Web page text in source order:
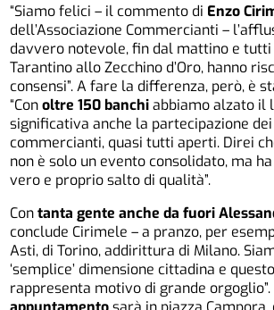
“Siamo felici – il commento di Enzo
dell’Associazione Commercianti –
davvero notevole, fin dal mattino e
Tarantino allo Zecchino d’Oro, hanno
consensi”. A fare la differenza, però, è
“Conoltre 150 banchiabbiamo alzato il
significativa anche la partecipazione
commercianti, quasi tutti aperti. Direi
non è solo un evento consolidato, ma
vero e proprio salto di qualità”.
Contanta gente anche da fuori
conclude Cirimele – a pranzo, per
Asti, di Torino, addirittura di Milano.
‘semplice’ dimensione cittadina e
rappresenta motivo di grande orgoglio”.